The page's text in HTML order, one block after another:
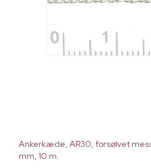
Ankerkæde, AR30, forsølvet
mm, 10 m.